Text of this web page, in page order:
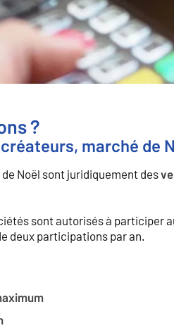
?
marché de
Noël sont juridiquement des
sont autorisés à participer
deux participations par an.